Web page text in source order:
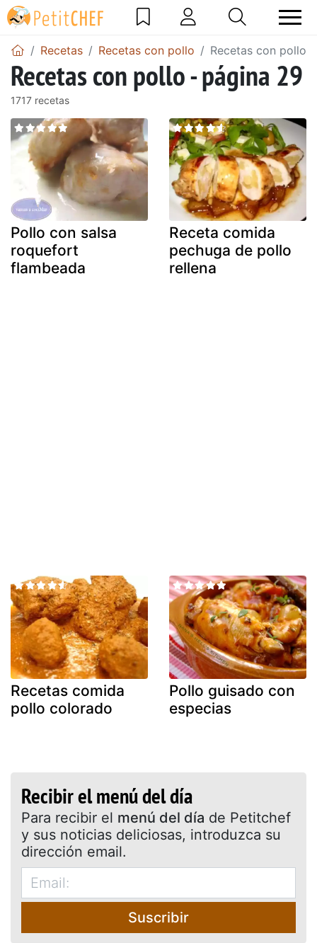
Recetas Recetas con pollo Recetas con pollo
Recetas con pollo - página 29
1717 recetas
Pollo con salsa
roquefort
flambeada
Receta comida
pechuga de pollo
rellena
Recetas comida
pollo colorado
Pollo guisado con
especias
Recibir el menú del día
Para recibir el menú del día de Petitchef
y sus noticias deliciosas, introduzca su
dirección email.
Suscribir